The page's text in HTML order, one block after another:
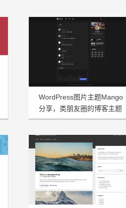
WordPress图片主题Mango
分享，类朋友圈的博客主题